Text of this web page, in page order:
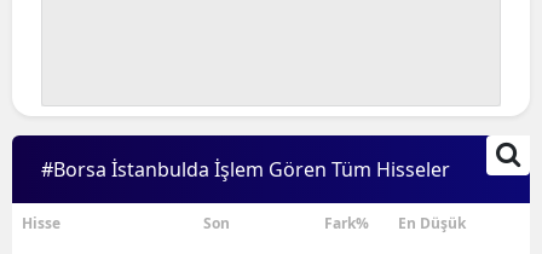
#Borsa İstanbulda İşlem Gören Tüm Hisseler
Hisse Son Fark% En Düşük